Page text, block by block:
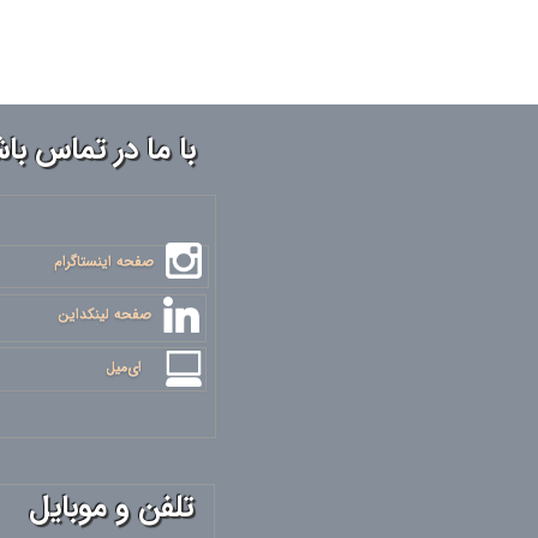
با ما در تماس
​​​​صفحه اینستاگرام
صفحه لینکداین
ای‌میل
تلفن و موبایل